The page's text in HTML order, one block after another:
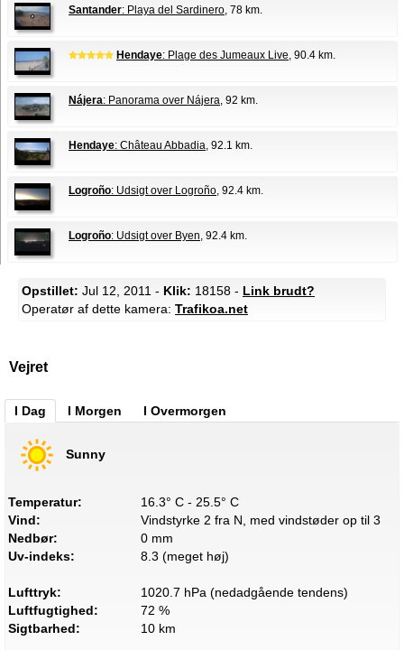
Santander: Playa del Sardinero, 78 km.
Hendaye: Plage des Jumeaux Live, 90.4 km.
Nájera: Panorama over Nájera, 92 km.
Hendaye: Château Abbadia, 92.1 km.
Logroño: Udsigt over Logroño, 92.4 km.
Logroño: Udsigt over Byen, 92.4 km.
Opstillet: Jul 12, 2011 - Klik: 18158 - Link brudt?
Operatør af dette kamera: Trafikoa.net
Vejret
I Dag I Morgen I Overmorgen
Sunny
Temperatur:
16.3° C - 25.5° C
Vind:
Vindstyrke 2 fra N, med vindstøder op til 3
Nedbør:
0 mm
Uv-indeks:
8.3 (meget høj)
Lufttryk:
1020.7 hPa (nedadgående tendens)
Luftfugtighed:
72 %
Sigtbarhed:
10 km